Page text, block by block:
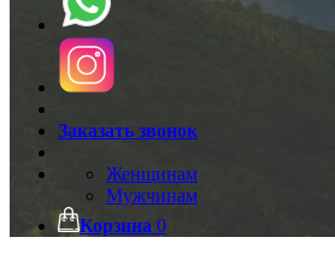
Заказать звонок
Женщинам
Мужчинам
Корзина 0